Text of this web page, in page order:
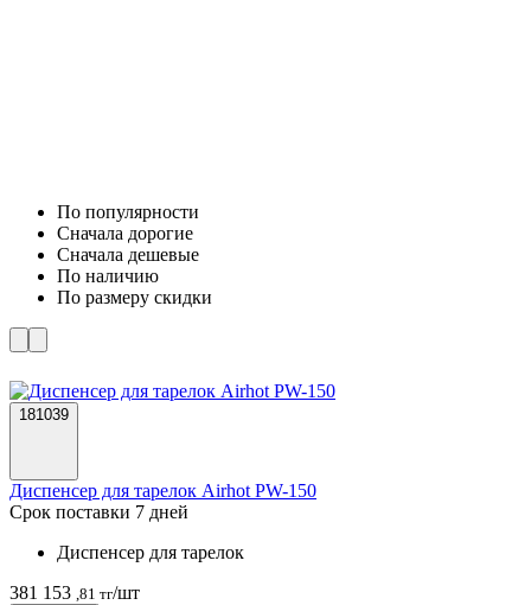
По популярности
Cначала дорогие
Cначала дешевые
По наличию
По размеру скидки
181039
Диспенсер для тарелок Airhot PW-150
Срок поставки 7 дней
Диспенсер для тарелок
381 153 ,81 тг/шт